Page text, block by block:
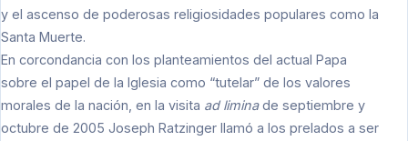
y el ascenso de poderosas religiosidades populares como la
Santa Muerte.
En corcondancia con los planteamientos del actual Papa
sobre el papel de la Iglesia como “tutelar” de los valores
morales de la nación, en la visita ad liminade septiembre y
octubre de 2005 Joseph Ratzinger llamó a los prelados a ser